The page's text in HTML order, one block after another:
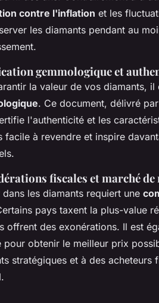
contre l'inflation et les
les diamants pendant au
gemmologique et
la valeur de vos diamants,
. Ce document, délivré
l'authenticité et les
facile à revendre et inspire
fiscales et marché de
dans les diamants requiert une
pays taxent la plus-value
offrent des exonérations. Il est
pour obtenir le meilleur prix
stratégiques et à des